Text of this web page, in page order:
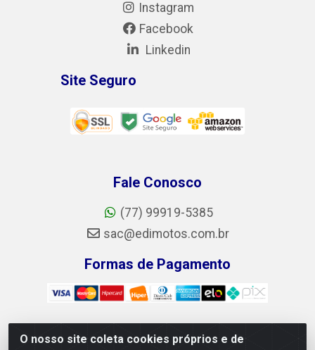
O nosso site coleta cookies próprios e de
Instagram
Facebook
Linkedin
Site Seguro
Fale Conosco
(77) 99919-5385
sac@edimotos.com.br
Formas de Pagamento